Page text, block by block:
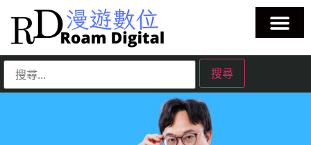
漫遊網路數位世界